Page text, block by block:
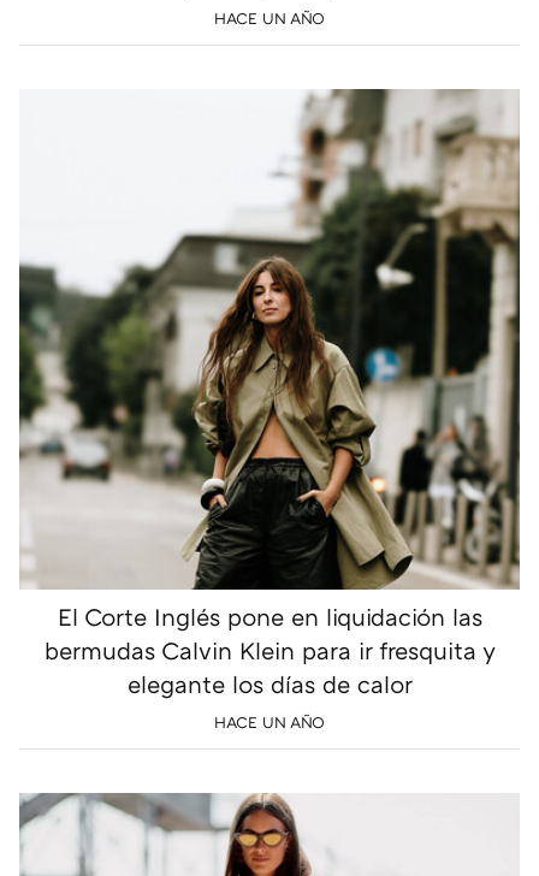
HACE UN AÑO
El Corte Inglés pone en liquidación las
bermudas Calvin Klein para ir fresquita y
elegante los días de calor
HACE UN AÑO